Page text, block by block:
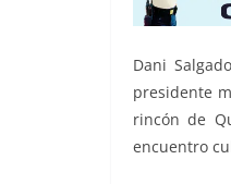
Dani
presidente
rincón de
encuentro